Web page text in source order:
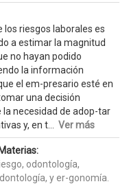
los riesgos laborales es
a estimar la magnitud
no hayan podido
la información
el em-presario esté en
una decisión
la necesidad de adop-tar
y, en t... Ver más
odontología,
y er-gonomía.